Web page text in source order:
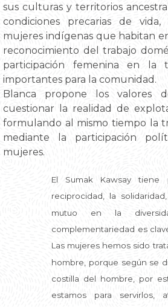
sus culturas y territorios
condiciones precarias de
mujeres indígenas que habitan
reconocimiento del trabajo
participación femenina en la
importantes para la comunidad.
Blanca propone los valores
cuestionar la realidad de
formulando al mismo tiempo la
mediante la participación
mujeres.
El Sumak Kawsay tiene
reciprocidad, la
mutuo en la
complementariedad es
Las mujeres hemos sido
hombre, porque según se
costilla del hombre, por
estamos para